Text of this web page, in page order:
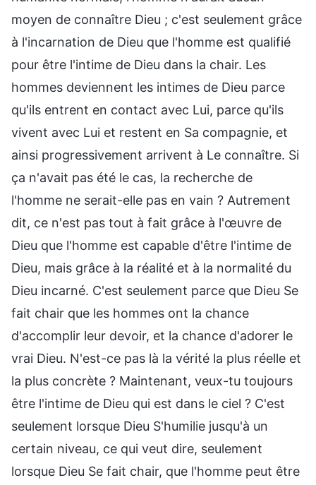
moyen de connaître Dieu ; c'est seulement grâce
à l'incarnation de Dieu que l'homme est qualifié
pour être l'intime de Dieu dans la chair. Les
hommes deviennent les intimes de Dieu parce
qu'ils entrent en contact avec Lui, parce qu'ils
vivent avec Lui et restent en Sa compagnie, et
ainsi progressivement arrivent à Le connaître. Si
ça n'avait pas été le cas, la recherche de
l'homme ne serait-elle pas en vain ? Autrement
dit, ce n'est pas tout à fait grâce à l'œuvre de
Dieu que l'homme est capable d'être l'intime de
Dieu, mais grâce à la réalité et à la normalité du
Dieu incarné. C'est seulement parce que Dieu Se
fait chair que les hommes ont la chance
d'accomplir leur devoir, et la chance d'adorer le
vrai Dieu. N'est-ce pas là la vérité la plus réelle et
la plus concrète ? Maintenant, veux-tu toujours
être l'intime de Dieu qui est dans le ciel ? C'est
seulement lorsque Dieu S'humilie jusqu'à un
certain niveau, ce qui veut dire, seulement
lorsque Dieu Se fait chair, que l'homme peut être